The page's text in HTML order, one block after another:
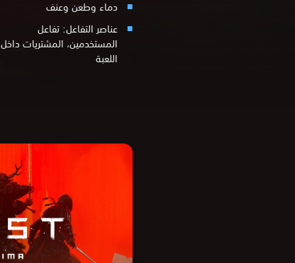
دماء وطعن وعنف
عناصر التفاعل:تفاعل
المستخدمين، المشتريات داخل
اللعبة